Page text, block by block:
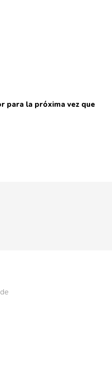
para la próxima vez que